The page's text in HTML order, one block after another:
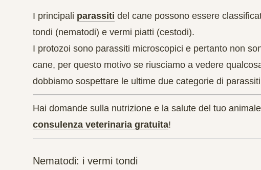
I principali parassiti del cane possono essere
tondi (nematodi) e vermi piatti (cestodi).
I protozoi sono parassiti microscopici e pertanto non
cane, per questo motivo se riusciamo a vedere
dobbiamo sospettare le ultime due categorie di
Hai domande sulla nutrizione e la salute del tuo
consulenza veterinaria gratuita!
Nematodi: i vermi tondi